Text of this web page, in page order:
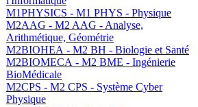
M1PHYSICS - M1 PHYS - Physique
M2AAG - M2 AAG - Analyse,
Arithmétique, Géométrie
M2BIOHEA - M2 BH - Biologie et Santé
M2BIOMECA - M2 BME - Ingénierie
BioMédicale
M2CPS - M2 CPS - Système Cyber
Physique